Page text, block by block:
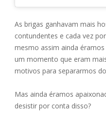
As brigas ganhavam mais
contundentes e cada vez
mesmo assim ainda
um momento que eram
motivos para separarmos
Mas ainda éramos
desistir por conta disso?